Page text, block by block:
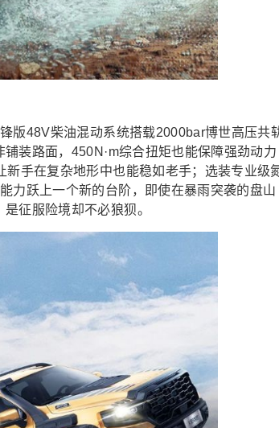
版48V柴油混动系统搭载2000bar博世高压共
装路面，450N·m综合扭矩也能保障强劲动力
手在复杂地形中也能稳如老手；选装专业级
力跃上一个新的台阶，即使在暴雨突袭的盘山
征服险境却不必狼狈。